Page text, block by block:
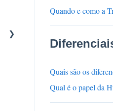
Quando e como a
Quais são os
Qual é o papel da